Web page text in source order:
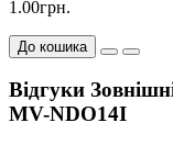
1.00грн.
До кошика
Відгуки
MV-NDO14I